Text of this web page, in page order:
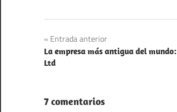
Navegación
de
Entrada anterior
La empresa más antigua del
Ltd
7 comentarios